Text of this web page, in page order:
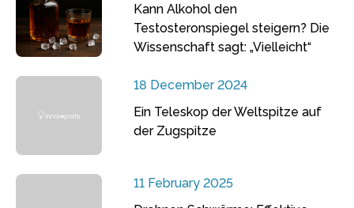
Kann Alkohol den
Testosteronspiegel steigern? Die
Wissenschaft sagt: „Vielleicht“
18 December 2024
Ein Teleskop der Weltspitze auf
der Zugspitze
11 February 2025